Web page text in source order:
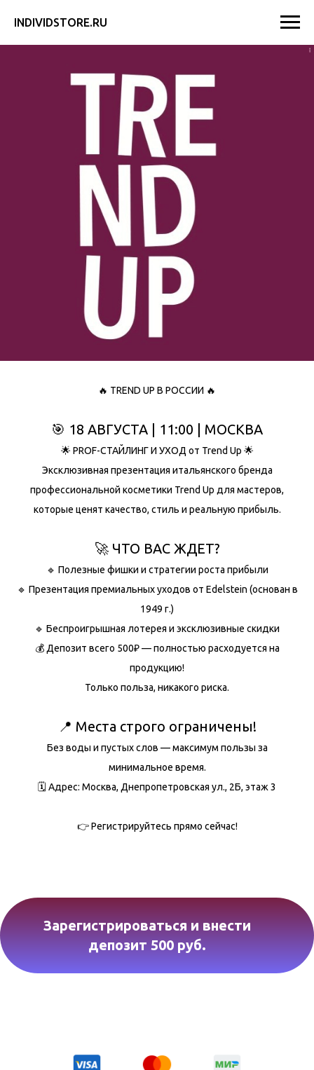
INDIVIDSTORE.RU
🔥 TREND UP В РОССИИ 🔥
🎯 18 АВГУСТА | 11:00 | МОСКВА
🌟 PROF-СТАЙЛИНГ И УХОД от Trend Up 🌟
Эксклюзивная презентация итальянского бренда
профессиональной косметики Trend Up для мастеров,
которые ценят качество, стиль и реальную прибыль.
🚀 ЧТО ВАС ЖДЕТ?
🔹 Полезные фишки и стратегии роста прибыли
🔹 Презентация премиальных уходов от Edelstein (основан в
1949 г.)
🔹 Беспроигрышная лотерея и эксклюзивные скидки
💰 Депозит всего 500₽ — полностью расходуется на
продукцию!
Только польза, никакого риска.
📍 Места строго ограничены!
Без воды и пустых слов — максимум пользы за
минимальное время.
🗓 Адрес: Москва, Днепропетровская ул., 2Б, этаж 3
👉 Регистрируйтесь прямо сейчас!
Зарегистрироваться и внести
депозит 500 руб.